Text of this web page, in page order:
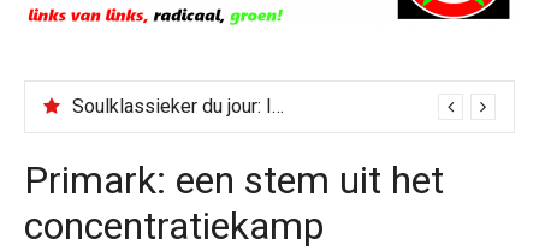
Soulklassieker du jour: I Wish It Would Rain
Primark: een stem uit het
concentratiekamp